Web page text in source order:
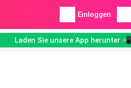
Einloggen
Laden Sie unsere App herunter 📲